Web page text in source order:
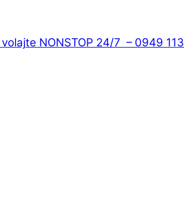
NONSTOP 24/7 – 0949